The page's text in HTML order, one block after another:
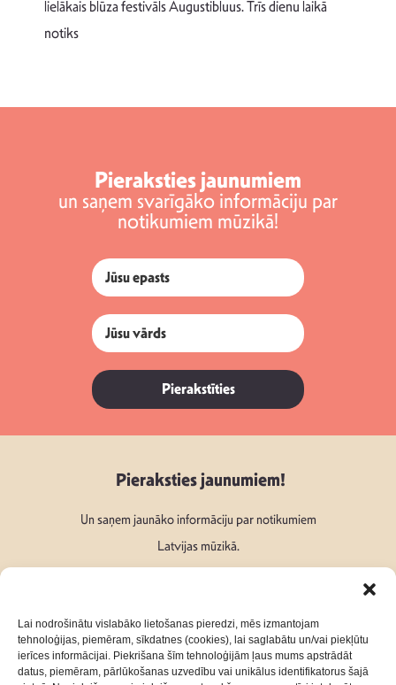
Lai nodrošinātu vislabāko lietošanas pieredzi, mēs izmantojam
tehnoloģijas, piemēram, sīkdatnes (cookies), lai saglabātu un/vai piekļūtu
ierīces informācijai. Piekrišana šīm tehnoloģijām ļaus mums apstrādāt
datus, piemēram, pārlūkošanas uzvedību vai unikālus identifikatorus šajā
lielākais blūza festivāls Augustibluus. Trīs dienu laikā
notiks
Pieraksties jaunumiem
un saņem svarīgāko informāciju par
notikumiem mūzikā!
Pierakstīties
Pieraksties jaunumiem!
Un saņem jaunāko informāciju par notikumiem
Latvijas mūzikā.
Seko mums: